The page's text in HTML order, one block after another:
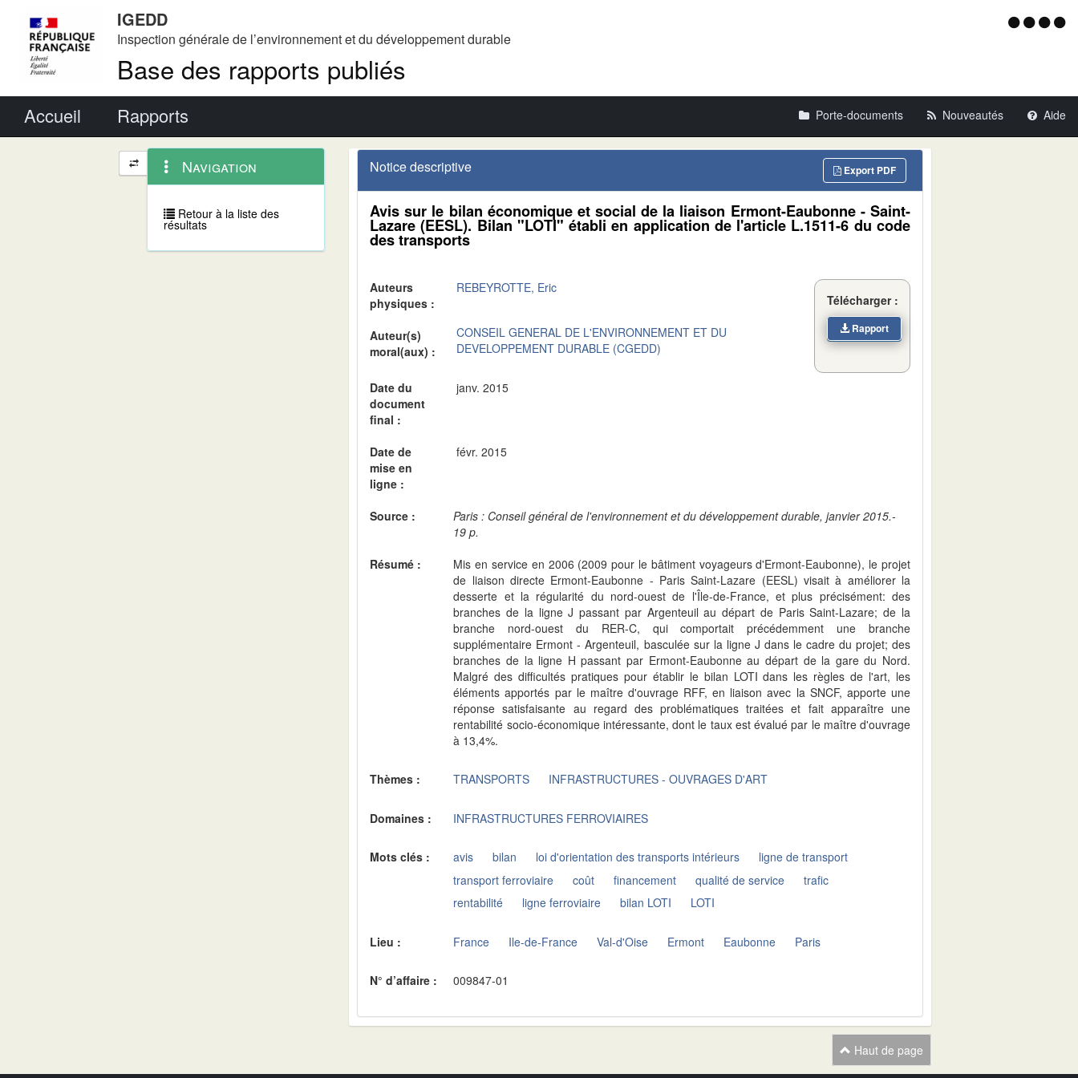
IGEDD
Inspection générale de l’environnement et du développement durable
Base des rapports publiés
Menu
Accueil Rapports Porte-documents Nouveautés Aide
Navigation
et
outils
annexes
contextuel
Navigation
Retour à la liste des
résultats
Notice descriptive Export PDF
Avis sur le bilan économique et social de la liaison Ermont-Eaubonne - Saint-
Lazare (EESL). Bilan "LOTI" établi en application de l'article L.1511-6 du code
des transports
Auteurs
physiques :
REBEYROTTE, Eric
Auteur(s)
moral(aux) :
CONSEIL GENERAL DE L'ENVIRONNEMENT ET DU
DEVELOPPEMENT DURABLE (CGEDD)
Date du
document
final :
janv. 2015
Date de
mise en
ligne :
févr. 2015
Télécharger :
Rapport
Source :
Paris : Conseil général de l'environnement et du développement durable, janvier 2015.-
19 p.
Résumé :
Mis en service en 2006 (2009 pour le bâtiment voyageurs d'Ermont-Eaubonne), le projet
de liaison directe Ermont-Eaubonne - Paris Saint-Lazare (EESL) visait à améliorer la
desserte et la régularité du nord-ouest de l'Île-de-France, et plus précisément: des
branches de la ligne J passant par Argenteuil au départ de Paris Saint-Lazare; de la
branche nord-ouest du RER-C, qui comportait précédemment une branche
supplémentaire Ermont - Argenteuil, basculée sur la ligne J dans le cadre du projet; des
branches de la ligne H passant par Ermont-Eaubonne au départ de la gare du Nord.
Malgré des difficultés pratiques pour établir le bilan LOTI dans les règles de l'art, les
éléments apportés par le maître d'ouvrage RFF, en liaison avec la SNCF, apporte une
réponse satisfaisante au regard des problématiques traitées et fait apparaître une
rentabilité socio-économique intéressante, dont le taux est évalué par le maître d'ouvrage
à 13,4%.
Thèmes : TRANSPORTS INFRASTRUCTURES - OUVRAGES D'ART
Domaines : INFRASTRUCTURES FERROVIAIRES
Mots clés : avis bilan loi d'orientation des transports intérieurs
ligne de transport
transport ferroviaire
coût financement qualité de service
trafic
rentabilité
ligne ferroviaire bilan LOTI LOTI
Lieu : France Ile-de-France Val-d'Oise Ermont Eaubonne Paris
N° d’affaire : 009847-01
Haut de page